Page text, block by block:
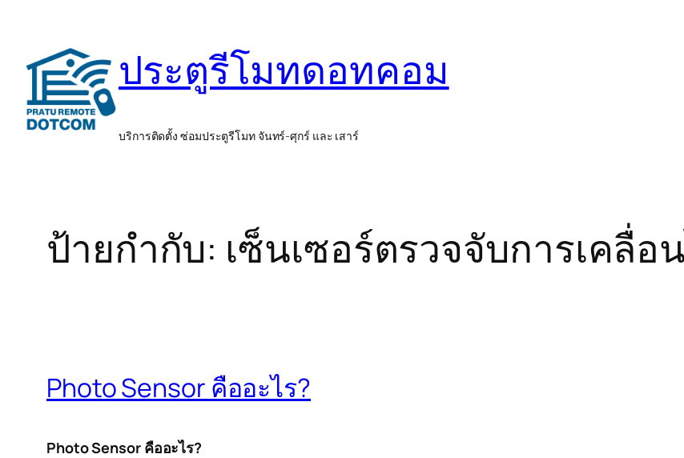
เนื้อหา
ประตูรีโมทดอทคอม
บริการติดตั้ง ซ่อมประตูรีโมท จันทร์-ศุกร์ และ เสาร์
ป้ายกำกับ: เซ็นเซอร์ตรวจจับการเคลื่อ
Photo Sensor คืออะไร?
Photo Sensor คืออะไร?